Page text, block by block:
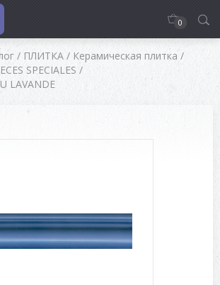
0
/ ПЛИТКА / Керамическая плитка /
SPECIALES /
LAVANDE